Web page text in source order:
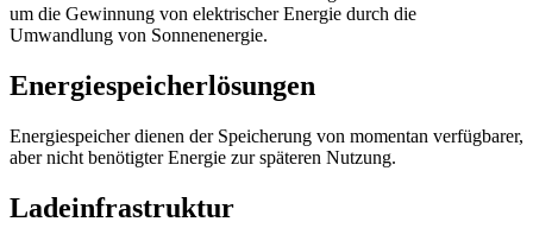
um die Gewinnung von elektrischer Energie durch die
Umwandlung von Sonnenenergie.
Energiespeicherlösungen
Energiespeicher dienen der Speicherung von momentan verfügbarer,
aber nicht benötigter Energie zur späteren Nutzung.
Ladeinfrastruktur